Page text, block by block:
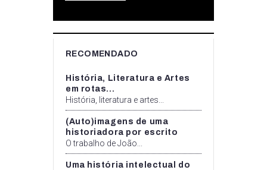
RECOMENDADO
História, Literatura e Artes
em rotas...
História, literatura e artes...
(Auto)imagens de uma
historiadora por escrito
O trabalho de João...
Uma história intelectual do